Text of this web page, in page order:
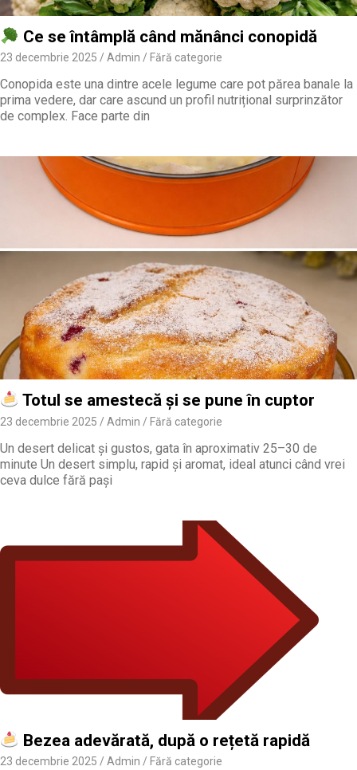
Ce se întâmplă când mănânci conopidă
23 decembrie 2025 Admin Fără categorie
Conopida este una dintre acele legume care pot părea banale la
prima vedere, dar care ascund un profil nutrițional surprinzător
de complex. Face parte din
Totul se amestecă și se pune în cuptor
23 decembrie 2025 Admin Fără categorie
Un desert delicat și gustos, gata în aproximativ 25–30 de
minute Un desert simplu, rapid și aromat, ideal atunci când vrei
ceva dulce fără pași
Bezea adevărată, după o rețetă rapidă
23 decembrie 2025 Admin Fără categorie